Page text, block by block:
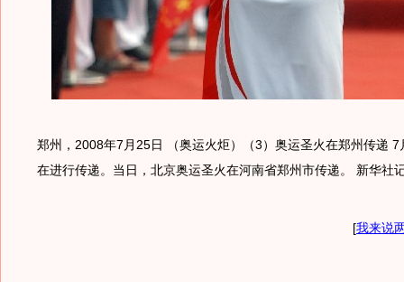
郑州，2008年7月25日 （奥运火炬）（3）奥运圣火在郑州传递
在进行传递。当日，北京奥运圣火在河南省郑州市传递。 新华社
[我来说